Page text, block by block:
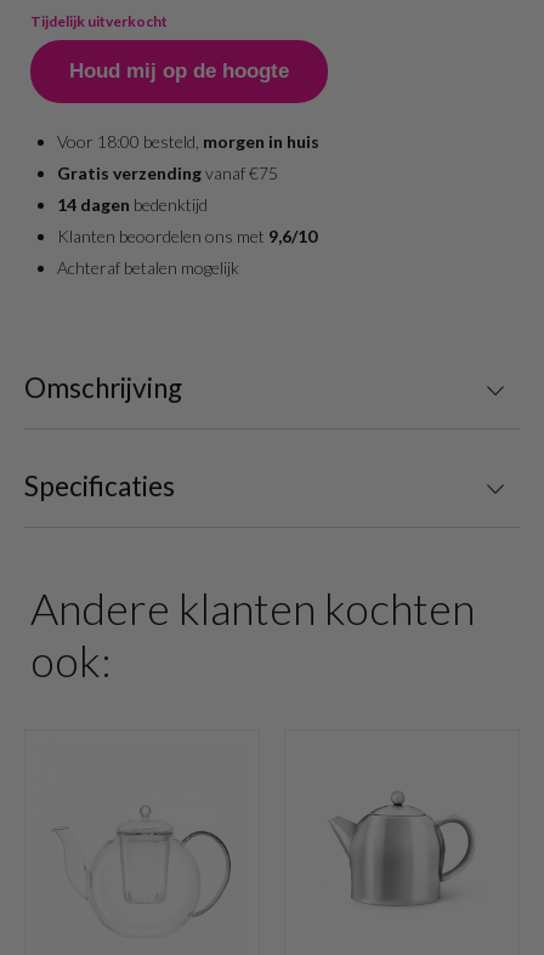
Tijdelijk uitverkocht
Houd mij op de hoogte
Voor 18:00 besteld, morgen in huis
Gratis verzendingvanaf €75
14 dagen bedenktijd
Klanten beoordelen ons met 9,6/10
Achteraf betalen mogelijk
Omschrijving
Specificaties
Andere klanten kochten
ook: